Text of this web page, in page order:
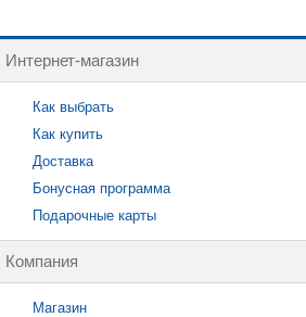
Интернет-магазин
Как выбрать
Как купить
Доставка
Бонусная программа
Подарочные карты
Компания
Магазин